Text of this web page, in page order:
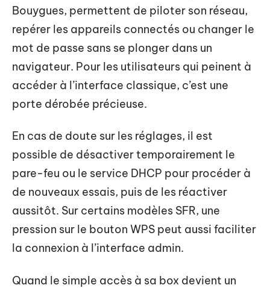
Bouygues, permettent de piloter son réseau,
repérer les appareils connectés ou changer le
mot de passe sans se plonger dans un
navigateur. Pour les utilisateurs qui peinent à
accéder à l’interface classique, c’est une
porte dérobée précieuse.
En cas de doute sur les réglages, il est
possible de désactiver temporairement le
pare-feu ou le service DHCP pour procéder à
de nouveaux essais, puis de les réactiver
aussitôt. Sur certains modèles SFR, une
pression sur le bouton WPS peut aussi faciliter
la connexion à l’interface admin.
Quand le simple accès à sa box devient un